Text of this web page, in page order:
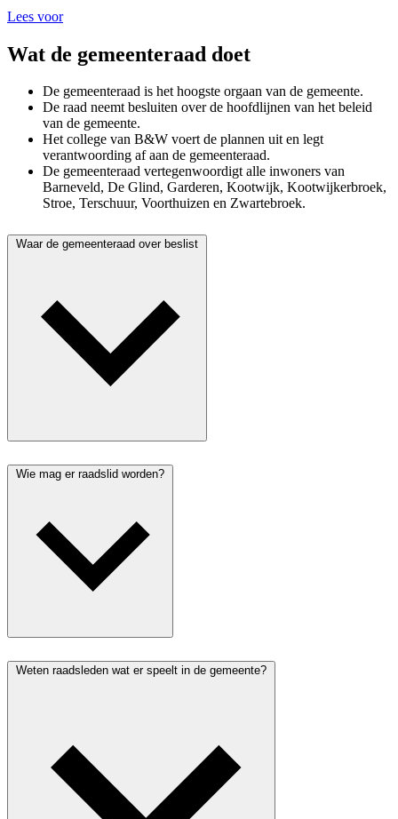
Lees voor
Wat de gemeenteraad doet
De gemeenteraad is het hoogste orgaan van de gemeente.
De raad neemt besluiten over de hoofdlijnen van het beleid
van de gemeente.
Het college van B&W voert de plannen uit en legt
verantwoording af aan de gemeenteraad.
De gemeenteraad vertegenwoordigt alle inwoners van
Barneveld, De Glind, Garderen, Kootwijk, Kootwijkerbroek,
Stroe, Terschuur, Voorthuizen en Zwartebroek.
Waar de gemeenteraad over beslist
Wie mag er raadslid worden?
Weten raadsleden wat er speelt in de gemeente?